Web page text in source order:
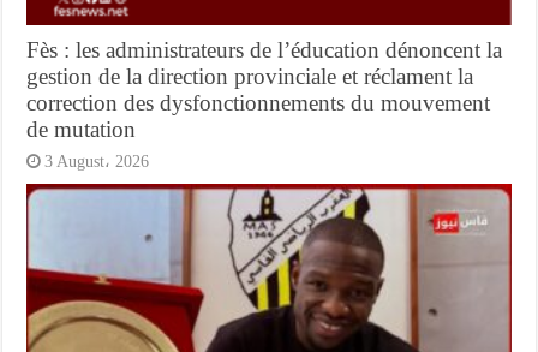
Fès : les administrateurs de l’éducation dénoncent la
gestion de la direction provinciale et réclament la
correction des dysfonctionnements du mouvement
de mutation
3 August، 2026